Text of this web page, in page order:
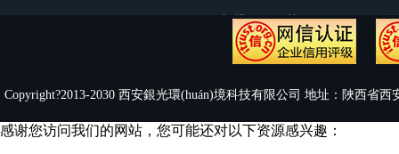
加盟優(yōu)勢
品牌實力
代理商風采
公司簡
公司文
Copyright?2013-2030 西安銀光環(huán)境科技有限公司 地址：陜西省
感谢您访问我们的网站，您可能还对以下资源感兴趣：